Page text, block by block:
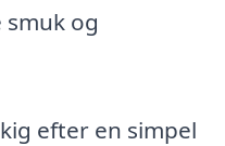
smuk og
efter en simpel